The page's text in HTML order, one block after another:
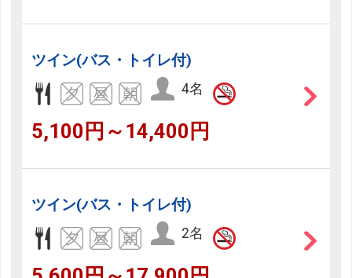
ツイン(バス・トイレ付)
4名
5,100円～14,400円
ツイン(バス・トイレ付)
2名